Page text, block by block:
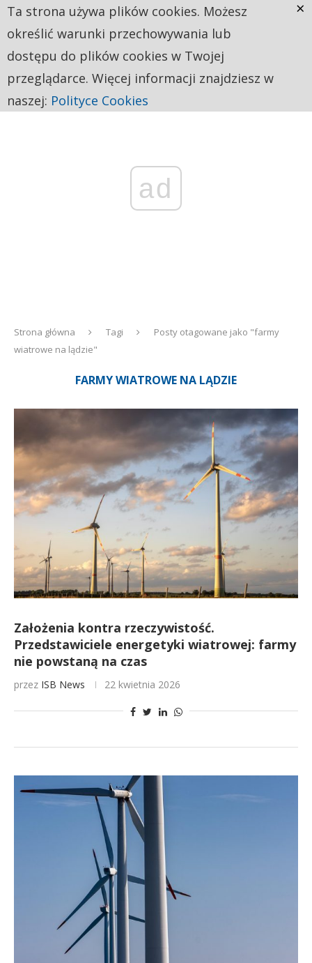
ad
Strona główna Tagi
Posty otagowane jako "farmy
wiatrowe na lądzie"
FARMY WIATROWE NA LĄDZIE
Założenia kontra rzeczywistość.
Przedstawiciele energetyki wiatrowej: farmy
nie powstaną na czas
przez ISB News 22 kwietnia 2026
Ta strona używa plików cookies. Możesz
określić warunki przechowywania lub
dostępu do plików cookies w Twojej
przeglądarce. Więcej informacji znajdziesz w
naszej: Polityce Cookies
×